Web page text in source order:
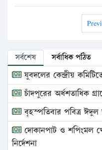
সর্বশেষ সর্বাধিক পঠিত
যুবদলের কেন্দ্রীয়
চাঁদপুরের অর্ধশতাধিক
বৃহস্পতিবার পবিত্র
দোকানপাট ও শপিংমল
নির্দেশনা